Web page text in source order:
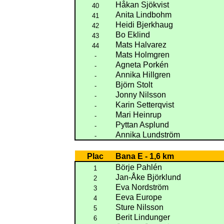
40 Håkan Sjökvist
41 Anita Lindbohm
42 Heidi Bjerkhaug
43 Bo Eklind
44 Mats Halvarez
- Mats Holmgren
- Agneta Porkén
- Annika Hillgren
- Björn Stolt
- Jonny Nilsson
- Karin Setterqvist
- Mari Heinrup
- Pyttan Asplund
- Annika Lundström
Plac Bana E - 1,6 km
1 Börje Pahlén
2 Jan-Åke Björklund
3 Eva Nordström
4 Eeva Europe
5 Sture Nilsson
6 Berit Lindunger